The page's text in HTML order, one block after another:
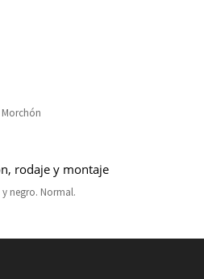
rodaje y montaje
y negro. Normal.